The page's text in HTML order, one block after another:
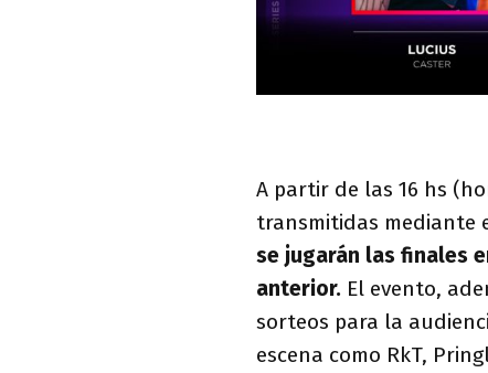
A partir de las 16 hs
transmitidas mediante
se jugarán las finales
anterior. El evento,
sorteos para la
escena como RkT,